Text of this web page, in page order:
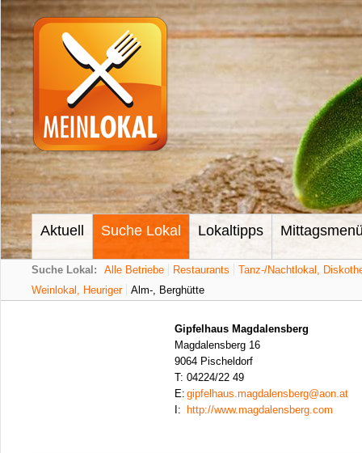
Aktuell Suche Lokal Lokaltipps
Suche Lokal: Alle Betriebe Restaurants
Tanz-/Nachtlokal,
Weinlokal, Heuriger
Alm-, Berghütte
Gipfelhaus Magdalensberg
Magdalensberg 16
9064 Pischeldorf
T: 04224/22 49
E: gipfelhaus.magdalensberg@aon.at
I:
http://www.magdalensberg.com